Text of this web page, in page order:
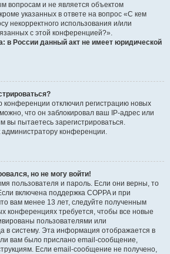
вопросам и не является объектом
указанных в ответе на вопрос «С кем
некорректного использования и/или
с этой конференцией?».
в России данный акт не имеет юридической
конференции отключил регистрацию новых
что он заблокировал ваш IP-адрес или
вы пытаетесь зарегистрироваться.
конференции.
но не могу войти!
пользователя и пароль. Если они верны, то
включена поддержка COPPA и при
вам менее 13 лет, следуйте полученным
конференциях требуется, чтобы все новые
пользователями или
в систему. Эта информация отображается в
вам было прислано email-сообщение,
Если email-сообщение не получено,